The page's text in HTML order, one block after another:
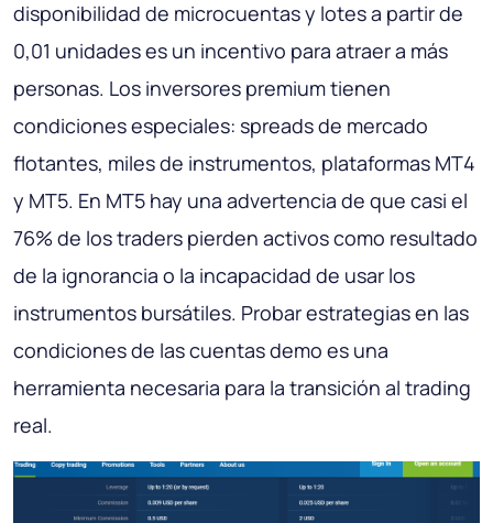
disponibilidad de microcuentas y lotes a partir de
0,01 unidades es un incentivo para atraer a más
personas. Los inversores premium tienen
condiciones especiales: spreads de mercado
flotantes, miles de instrumentos, plataformas MT4
y MT5. En MT5 hay una advertencia de que casi el
76% de los traders pierden activos como resultado
de la ignorancia o la incapacidad de usar los
instrumentos bursátiles. Probar estrategias en las
condiciones de las cuentas demo es una
herramienta necesaria para la transición al trading
real.